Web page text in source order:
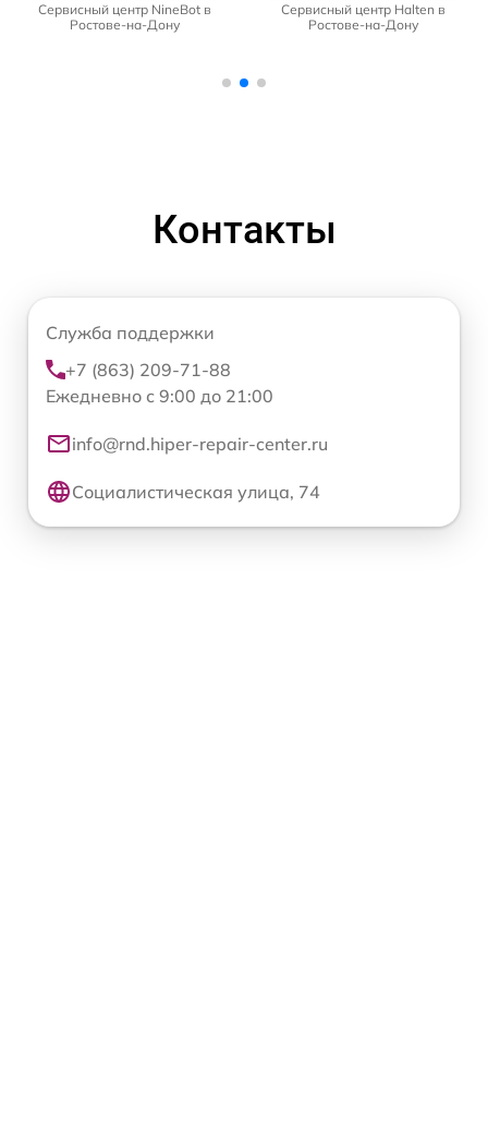
Сервисный центр NineBot в
Ростове-на-Дону
Сервисный центр Halten в
Ростове-на-Дону
Контакты
Служба поддержки
+7 (863) 209-71-88
Ежедневно с 9:00 до 21:00
info@rnd.hiper-repair-center.ru
Социалистическая улица, 74